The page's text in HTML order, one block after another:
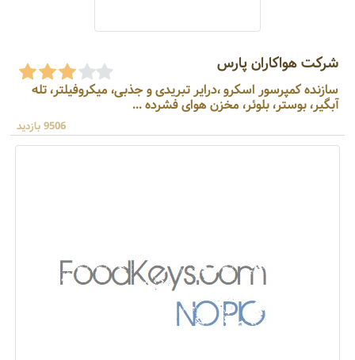
شرکت هواکاران پارس
سازنده کمپرسور اسکرو ،درایر تبریدی و جذبی، میکروفیلتر، تله
آبگیر، بوستر، بلوئر، مخزن هوای فشرده ...
9506 بازدید